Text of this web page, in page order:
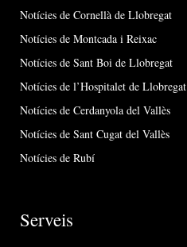
Notícies de Cornellà de Llobregat
Notícies de Montcada i Reixac
Notícies de Sant Boi de Llobregat
Notícies de l’Hospitalet de Llobregat
Notícies de Cerdanyola del Vallès
Notícies de Sant Cugat del Vallès
Notícies de Rubí
Serveis